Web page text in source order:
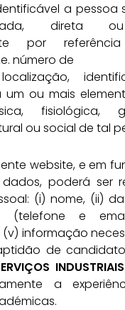
a pessoa
direta ou
por
número de
ou mais
fisiológica,
ou social de tal
website, e em
poderá ser
(i) nome, (ii)
(telefone e
informação
de
a